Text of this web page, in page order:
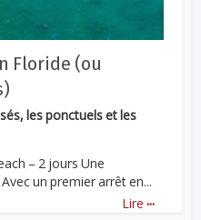
Floride (ou
les ponctuels et les
– 2 jours Une
un premier arrêt en...
Lire ...